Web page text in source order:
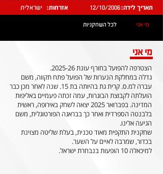
ישראלית אזרחות: תאריך לידה:12/10/2006
מי אני לכל השחקניות
מי אני
הצטרפה להפועל בחורף עונת 2025-26.
גדלה במחלקת הנערות של הפועל פתח תקווה, משם
עברה למ.ס. קרית גת בהיותה בת 15. שנה לאחר מכן כבר
הועלתה לקבוצת הבוגרות, עמה זכתה פעמיים באליפות
המדינה. בפברואר 2025 יצאה לשחק באירופה, ראשית
בלבנטה הספרדית ואחר כך בבראגה הפורטוגלית, משם
הגיעה אלינו.
שחקנית התקפית מאוד טכנית, בעלת שליטה מצוינת
בכדור, שמרבה לאיים על השער.
למיכאלה 10 הופעות בנבחרת ישראל.